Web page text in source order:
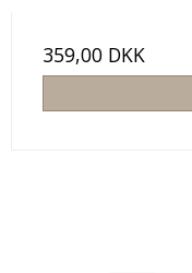
359,00 DKK